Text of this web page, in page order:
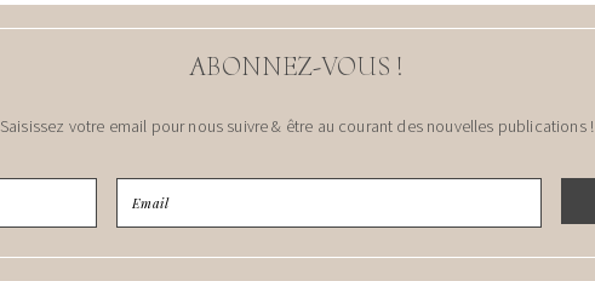
ABONNEZ-VOUS !
Saisissez votre email pour nous suivre & être au courant des nouvelles publications !